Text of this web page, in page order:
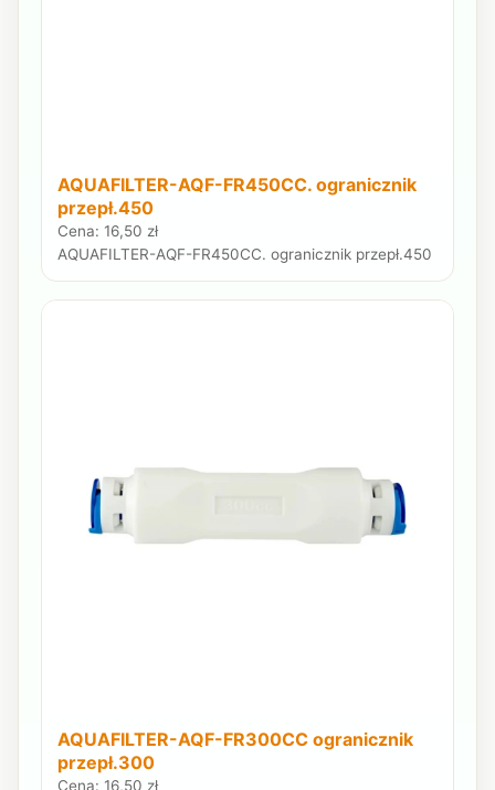
AQUAFILTER-AQF-FR450CC. ogranicznik
przepł.450
Cena: 16,50 zł
AQUAFILTER-AQF-FR450CC. ogranicznik przepł.450
AQUAFILTER-AQF-FR300CC ogranicznik
przepł.300
Cena: 16,50 zł